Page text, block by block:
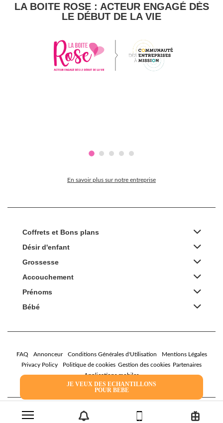
JE VEUX DES ECHANTILLONS
POUR BEBE
LA BOITE ROSE : ACTEUR ENGAGÉ DÈS
LE DÉBUT DE LA VIE
En savoir plus sur notre entreprise
Coffrets et Bons plans
Désir d'enfant
Grossesse
Accouchement
Prénoms
Bébé
FAQ Annonceur Conditions Générales d'Utilisation
Mentions Légales
Privacy Policy
Politique de cookies Gestion des cookies Partenaires
Applications mobiles
2026 Family Service - La Boîte Rose